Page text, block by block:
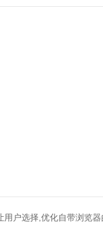
户选择,优化自带浏览器